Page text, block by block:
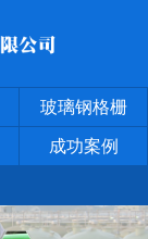
玻璃钢格栅
成功案例